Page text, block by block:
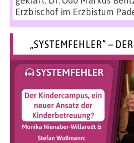
Erzbischof im Erzbistum
„SYSTEMFEHLER“ –